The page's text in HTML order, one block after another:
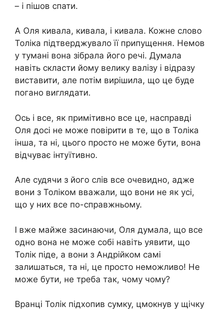
– і пішов спати.
А Оля кивала, кивала, і кивала. Кожне слово
Толіка підтверджувало її припущення. Немов
у тумані вона зібрала його речі. Думала
навіть скласти йому велику валізу і відразу
виставити, але потім вирішила, що це буде
погано виглядати.
Ось і все, як примітивно все це, насправді
Оля досі не може повірити в те, що в Толіка
інша, та ні, цього просто не може бути, вона
відчуває інтуїтивно.
Але судячи з його слів все очевидно, адже
вони з Толіком вважали, що вони не як усі,
що у них все по-справжньому.
І вже майже засинаючи, Оля думала, що все
одно вона не може собі навіть уявити, що
Толік піде, а вони з Андрійком самі
залишаться, та ні, це просто неможливо! Не
може бути, не треба так, чому чому?
Вранці Толік підхопив сумку, цмокнув у щічку